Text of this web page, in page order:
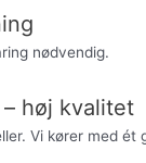
nødvendig.
høj kvalitet
Vi kører med ét